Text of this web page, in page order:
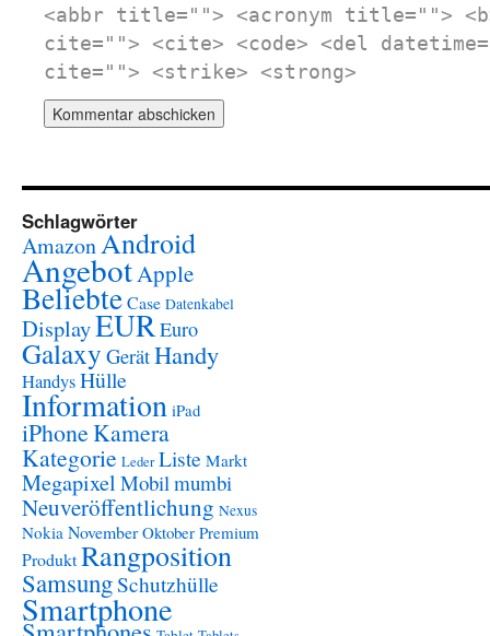
<abbr title=""> <acronym title="">
cite=""> <cite> <code> <del
cite=""> <strike> <strong>
Schlagwörter
AmazonAndroid
AngebotApple
BeliebteCase Datenkabel
DisplayEUREuro
Galaxy GerätHandy
HandysHülle
Information iPad
iPhoneKamera
Kategorie Leder Liste Markt
Megapixel Mobilmumbi
Neuveröffentlichung Nexus
Nokia November Oktober Premium
ProduktRangposition
SamsungSchutzhülle
Smartphone